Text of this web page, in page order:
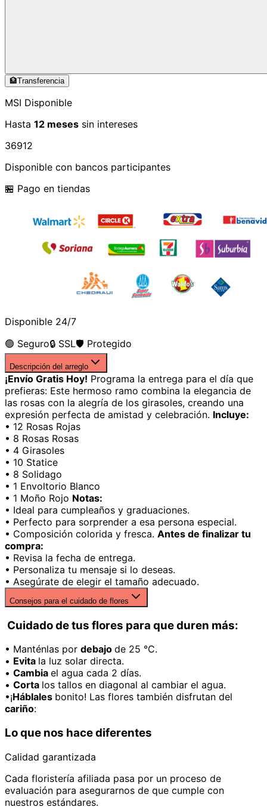
🏦Transferencia
MSI Disponible
Hasta 12 meses sin intereses
36912
Disponible con bancos participantes
🏪 Pago en tiendas
Disponible 24/7
🟢 Seguro🔒 SSL🛡️ Protegido
Descripción del arreglo
¡Envío Gratis Hoy! Programa la entrega para el día que
prefieras: Este hermoso ramo combina la elegancia de
las rosas con la alegría de los girasoles, creando una
expresión perfecta de amistad y celebración. Incluye:
• 12 Rosas Rojas
• 8 Rosas Rosas
• 4 Girasoles
• 10 Statice
• 8 Solidago
• 1 Envoltorio Blanco
• 1 Moño Rojo Notas:
• Ideal para cumpleaños y graduaciones.
• Perfecto para sorprender a esa persona especial.
• Composición colorida y fresca. Antes de finalizar tu
compra:
• Revisa la fecha de entrega.
• Personaliza tu mensaje si lo deseas.
• Asegúrate de elegir el tamaño adecuado.
Consejos para el cuidado de flores
Cuidado de tus flores para que duren más:
• Manténlas por debajo de 25 °C.
• Evita la luz solar directa.
• Cambia el agua cada 2 días.
• Corta los tallos en diagonal al cambiar el agua.
•¡Háblales bonito! Las flores también disfrutan del
cariño:
Lo que nos hace diferentes
Calidad garantizada
Cada floristería afiliada pasa por un proceso de
evaluación para asegurarnos de que cumple con
nuestros estándares.